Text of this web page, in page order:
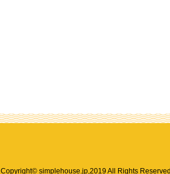
Copyright© simplehouse.jp,2019 All Rights